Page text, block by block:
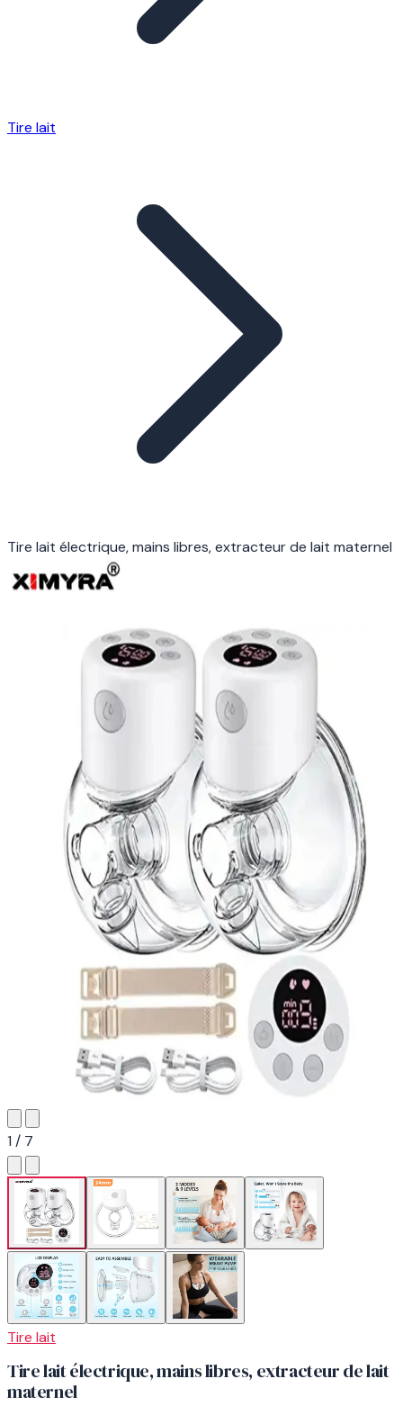
Tire lait
Tire lait électrique, mains libres, extracteur de lait maternel
1 / 7
Tire lait
Tire lait électrique, mains libres, extracteur de lait
maternel